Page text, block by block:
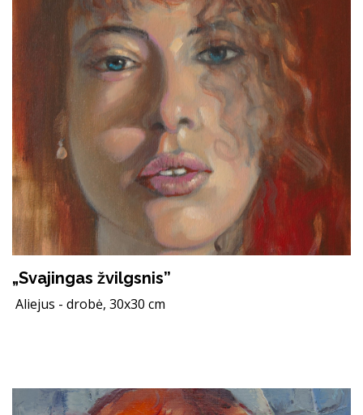
„Svajingas žvilgsnis”
Aliejus - drobė, 30x30 cm